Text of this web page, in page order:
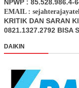
NPWP : 85.528.986.4-
EMAIL :
KRITIK DAN SARAN
0821.1327.2792 BISA
DAIKIN